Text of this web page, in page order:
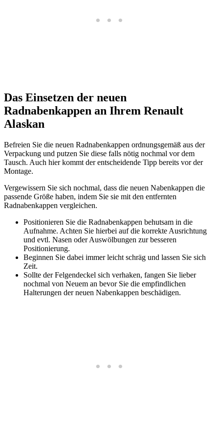
Das Einsetzen der neuen
Radnabenkappen an Ihrem Renault
Alaskan
Befreien Sie die neuen Radnabenkappen ordnungsgemäß aus der
Verpackung und putzen Sie diese falls nötig nochmal vor dem
Tausch. Auch hier kommt der entscheidende Tipp bereits vor der
Montage.
Vergewissern Sie sich nochmal, dass die neuen Nabenkappen die
passende Größe haben, indem Sie sie mit den entfernten
Radnabenkappen vergleichen.
Positionieren Sie die Radnabenkappen behutsam in die
Aufnahme. Achten Sie hierbei auf die korrekte Ausrichtung
und evtl. Nasen oder Auswölbungen zur besseren
Positionierung.
Beginnen Sie dabei immer leicht schräg und lassen Sie sich
Zeit.
Sollte der Felgendeckel sich verhaken, fangen Sie lieber
nochmal von Neuem an bevor Sie die empfindlichen
Halterungen der neuen Nabenkappen beschädigen.